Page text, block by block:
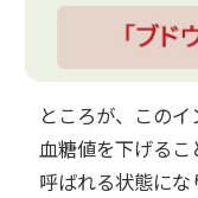
ところが、このイ
血糖値を下げる
呼ばれる状態にな